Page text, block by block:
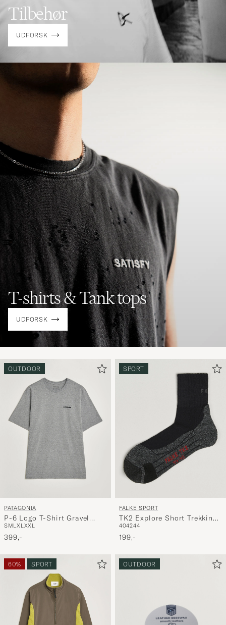
OUTDOOR
PATAGONIA
P-6 Logo T-Shirt Gravel
Heather
SMLXLXXL
399,-
SPORT
FALKE SPORT
TK2 Explore Short Trekking
Socks Black Mix
404244
199,-
60% SPORT OUTDOOR
Tilbehør
UDFORSK
T-shirts & Tank tops
UDFORSK